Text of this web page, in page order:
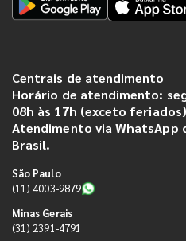
Centrais de atendimento
Horário de atendimento:
08h às 17h (exceto
Atendimento via WhatsApp
Brasil.
São Paulo
(11) 4003-9879
Minas Gerais
(31) 2391-4791